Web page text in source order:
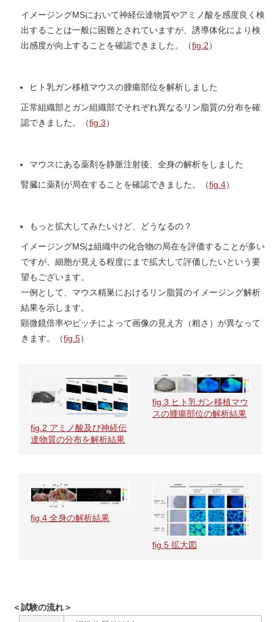
イメージングMSにおいて神経伝達物質やアミノ酸を感度良く検
出することは一般に困難とされていますが、誘導体化により検
出感度が向上することを確認できました。（fig.2）
ヒト乳ガン移植マウスの腫瘍部位を解析しました
正常組織部とガン組織部でそれぞれ異なるリン脂質の分布を確
認できました。（fig.3）
マウスにある薬剤を静脈注射後、全身の解析をしました
腎臓に薬剤が局在することを確認できました。（fig.4）
もっと拡大してみたいけど、どうなるの？
イメージングMSは組織中の化合物の局在を評価することが多い
ですが、細胞が見える程度にまで拡大して評価したいという要
望もございます。
一例として、マウス精巣におけるリン脂質のイメージング解析
結果を示します。
顕微鏡倍率やピッチによって画像の見え方（粗さ）が異なって
きます。（fig.5）
fig.2 アミノ酸及び神経伝
達物質の分布を解析結果
fig.3 ヒト乳ガン移植マウ
スの腫瘍部位の解析結果
fig.4 全身の解析結果
fig.5 拡大図
＜試験の流れ＞